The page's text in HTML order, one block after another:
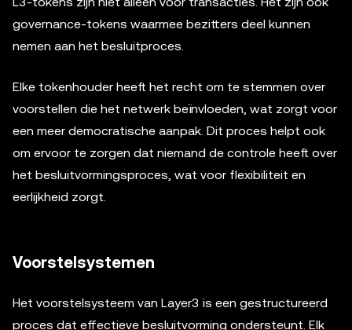
governance-tokens waarmee bezitters deel kunnen
nemen aan het besluitproces.
Elke tokenhouder heeft het recht om te stemmen over
voorstellen die het netwerk beïnvloeden, wat zorgt voor
een meer democratische aanpak. Dit proces helpt ook
om ervoor te zorgen dat niemand de controle heeft over
het besluitvormingsproces, wat voor flexibiliteit en
eerlijkheid zorgt.
Voorstelsystemen
Het voorstelsysteem van Layer3 is een gestructureerd
proces dat effectieve besluitvorming ondersteunt. Elk